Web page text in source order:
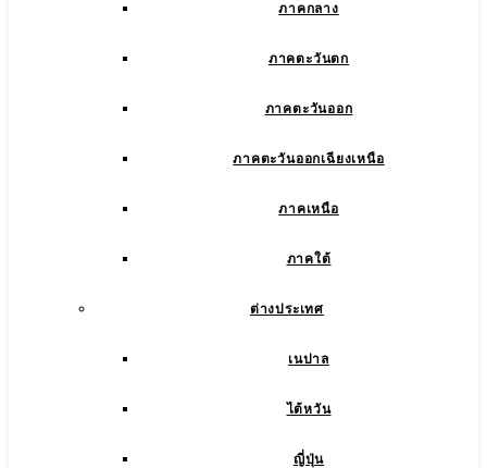
ภาคกลาง
ภาคตะวันตก
ภาคตะวันออก
ภาคตะวันออกเฉียงเหนือ
ภาคเหนือ
ภาคใต้
ต่างประเทศ
เนปาล
ไต้หวัน
ญี่ปุ่น